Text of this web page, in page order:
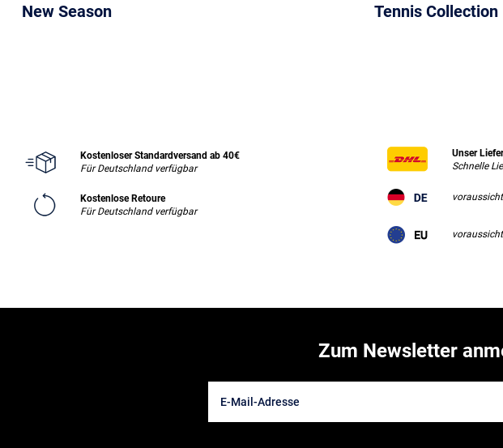
New Season Tennis Collection
Kostenloser Standardversand ab 40€
Für Deutschland verfügbar
Kostenlose Retoure
Für Deutschland verfügbar
Unser
Schnelle
Zum Newsletter